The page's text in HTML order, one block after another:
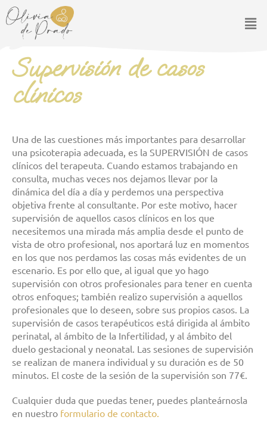
contenido
Supervisión de casos
clínicos
Una de las cuestiones más importantes para desarrollar
una psicoterapia adecuada, es la SUPERVISIÓN de casos
clínicos del terapeuta. Cuando estamos trabajando en
consulta, muchas veces nos dejamos llevar por la
dinámica del día a día y perdemos una perspectiva
objetiva frente al consultante. Por este motivo, hacer
supervisión de aquellos casos clínicos en los que
necesitemos una mirada más amplia desde el punto de
vista de otro profesional, nos aportará luz en momentos
en los que nos perdamos las cosas más evidentes de un
escenario. Es por ello que, al igual que yo hago
supervisión con otros profesionales para tener en cuenta
otros enfoques; también realizo supervisión a aquellos
profesionales que lo deseen, sobre sus propios casos. La
supervisión de casos terapéuticos está dirigida al ámbito
perinatal, al ámbito de la Infertilidad, y al ámbito del
duelo gestacional y neonatal. Las sesiones de supervisión
se realizan de manera individual y su duración es de 50
minutos. El coste de la sesión de la supervisión son 77€.
Cualquier duda que puedas tener, puedes planteárnosla
en nuestro formulario de contacto.